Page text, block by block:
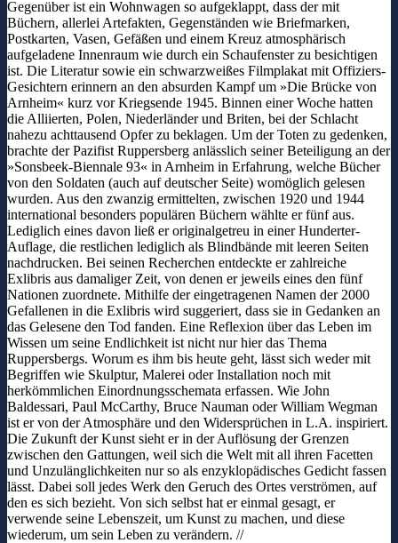
Gegenüber ist ein Wohnwagen so aufgeklappt, dass der mit
Büchern, allerlei Artefakten, Gegenständen wie Briefmarken,
Postkarten, Vasen, Gefäßen und einem Kreuz atmosphärisch
aufgeladene Innenraum wie durch ein Schaufenster zu besichtigen
ist. Die Literatur sowie ein schwarzweißes Filmplakat mit Offiziers-
Gesichtern erinnern an den absurden Kampf um »Die Brücke von
Arnheim« kurz vor Kriegsende 1945. Binnen einer Woche hatten
die Alliierten, Polen, Niederländer und Briten, bei der Schlacht
nahezu achttausend Opfer zu beklagen. Um der Toten zu gedenken,
brachte der Pazifist Ruppersberg anlässlich seiner Beteiligung an der
»Sonsbeek-Biennale 93« in Arnheim in Erfahrung, welche Bücher
von den Soldaten (auch auf deutscher Seite) womöglich gelesen
wurden. Aus den zwanzig ermittelten, zwischen 1920 und 1944
international besonders populären Büchern wählte er fünf aus.
Lediglich eines davon ließ er originalgetreu in einer Hunderter-
Auflage, die restlichen lediglich als Blindbände mit leeren Seiten
nachdrucken. Bei seinen Recherchen entdeckte er zahlreiche
Exlibris aus damaliger Zeit, von denen er jeweils eines den fünf
Nationen zuordnete. Mithilfe der eingetragenen Namen der 2000
Gefallenen in die Exlibris wird suggeriert, dass sie in Gedanken an
das Gelesene den Tod fanden. Eine Reflexion über das Leben im
Wissen um seine Endlichkeit ist nicht nur hier das Thema
Ruppersbergs. Worum es ihm bis heute geht, lässt sich weder mit
Begriffen wie Skulptur, Malerei oder Installation noch mit
herkömmlichen Einordnungsschemata erfassen. Wie John
Baldessari, Paul McCarthy, Bruce Nauman oder William Wegman
ist er von der Atmosphäre und den Widersprüchen in L.A. inspiriert.
Die Zukunft der Kunst sieht er in der Auflösung der Grenzen
zwischen den Gattungen, weil sich die Welt mit all ihren Facetten
und Unzulänglichkeiten nur so als enzyklopädisches Gedicht fassen
lässt. Dabei soll jedes Werk den Geruch des Ortes verströmen, auf
den es sich bezieht. Von sich selbst hat er einmal gesagt, er
verwende seine Lebenszeit, um Kunst zu machen, und diese
wiederum, um sein Leben zu verändern. //